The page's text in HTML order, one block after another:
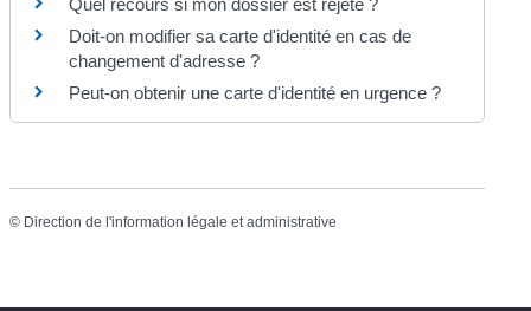
Doit-on modifier sa carte d'identité en cas de
changement d'adresse ?
Peut-on obtenir une carte d'identité en urgence ?
© Direction de l'information légale et administrative